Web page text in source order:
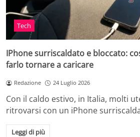
Tech
IPhone surriscaldato e bloccato:
farlo tornare a caricare
Redazione 24 Luglio 2026
Con il caldo estivo, in Italia, molti
ritrovarsi con un iPhone
Leggi di più